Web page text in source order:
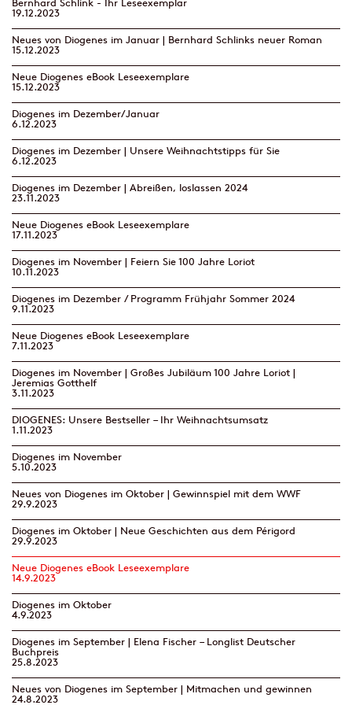
19.12.2023
Neues von Diogenes im Januar | Bernhard Schlinks neuer Roman
15.12.2023
Neue Diogenes eBook Leseexemplare
15.12.2023
Diogenes im Dezember/Januar
6.12.2023
Diogenes im Dezember | Unsere Weihnachtstipps für Sie
6.12.2023
Diogenes im Dezember | Abreißen, loslassen 2024
23.11.2023
Neue Diogenes eBook Leseexemplare
17.11.2023
Diogenes im November | Feiern Sie 100 Jahre Loriot
10.11.2023
Diogenes im Dezember / Programm Frühjahr Sommer 2024
9.11.2023
Neue Diogenes eBook Leseexemplare
7.11.2023
Diogenes im November | Großes Jubiläum 100 Jahre Loriot |
Jeremias Gotthelf
3.11.2023
DIOGENES: Unsere Bestseller – Ihr Weihnachtsumsatz
1.11.2023
Diogenes im November
5.10.2023
Neues von Diogenes im Oktober | Gewinnspiel mit dem WWF
29.9.2023
Diogenes im Oktober | Neue Geschichten aus dem Périgord
29.9.2023
Neue Diogenes eBook Leseexemplare
14.9.2023
Diogenes im Oktober
4.9.2023
Diogenes im September | Elena Fischer – Longlist Deutscher
Buchpreis
25.8.2023
Neues von Diogenes im September | Mitmachen und gewinnen
24.8.2023